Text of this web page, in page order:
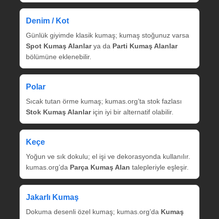
Denim / Kot
Günlük giyimde klasik kumaş; kumaş stoğunuz varsa
Spot Kumaş Alanlarya da Parti Kumaş Alanlar
bölümüne eklenebilir.
Polar
Sıcak tutan örme kumaş; kumas.org’ta stok fazlası
Stok Kumaş Alanlariçin iyi bir alternatif olabilir.
Keçe
Yoğun ve sık dokulu; el işi ve dekorasyonda kullanılır.
kumas.org’da Parça Kumaş Alan talepleriyle eşleşir.
Jakarlı Kumaş
Dokuma desenli özel kumaş; kumas.org’da Kumaş